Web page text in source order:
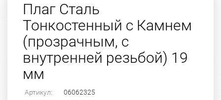
Плаг Сталь
Тонкостенный с Камнем
(прозрачным, с
внутренней резьбой) 19
мм
Артикул: 06062325